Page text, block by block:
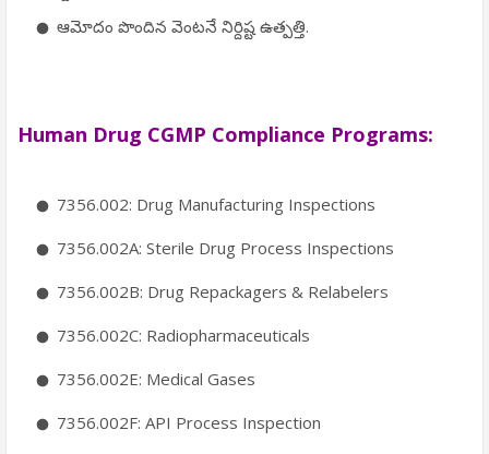
ఆమోదం పొందిన వెంటనే నిర్దిష్ట ఉత్పత్తి.
Human Drug CGMP Compliance Programs:
7356.002: Drug Manufacturing Inspections
7356.002A: Sterile Drug Process Inspections
7356.002B: Drug Repackagers & Relabelers
7356.002C: Radiopharmaceuticals
7356.002E: Medical Gases
7356.002F: API Process Inspection